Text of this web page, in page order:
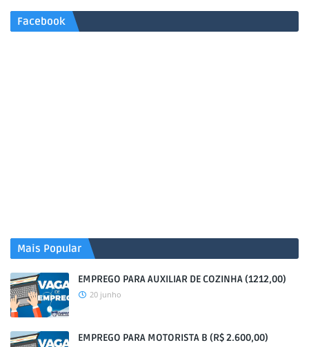
Facebook
Mais Popular
EMPREGO PARA AUXILIAR DE COZINHA (1212,00)
20 junho
EMPREGO PARA MOTORISTA B (R$ 2.600,00)